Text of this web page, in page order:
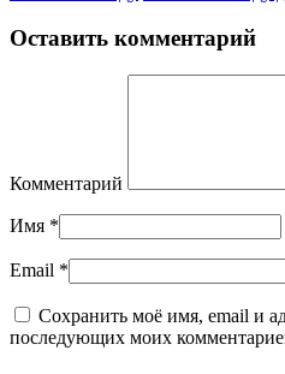
Оставить комментарий
Комментарий
Имя *
Email *
Сохранить моё имя, email и
последующих моих